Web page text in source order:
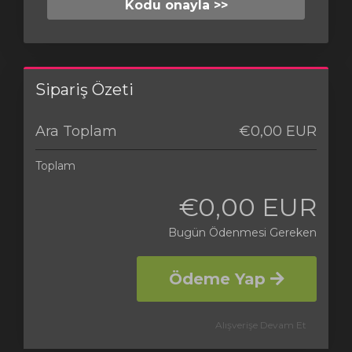
Kodu onayla >>
Sipariş Özeti
Ara Toplam €0,00 EUR
Toplam
€0,00 EUR
Bugün Ödenmesi Gereken
Ödeme Yap
Alışverişe Devam Et